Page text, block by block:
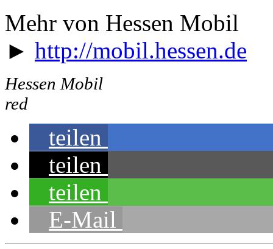
Mehr von Hessen Mobil
► http://mobil.hessen.de
Hessen Mobil
red
teilen
teilen
teilen
E-Mail